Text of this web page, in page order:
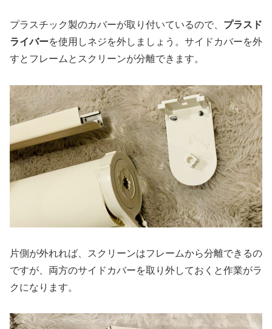
プラスチック製のカバーが取り付いているので、 プラスド
ライバーを使用しネジを外しましょう。サイドカバーを外
すとフレームとスクリーンが分離できます。
片側が外れれば、スクリーンはフレームから分離できるの
ですが、両方のサイドカバーを取り外しておくと作業がラ
クになります。